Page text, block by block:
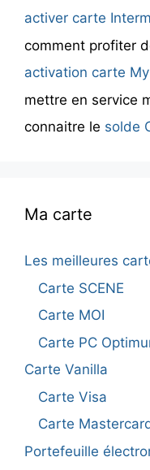
activer carte
comment profiter
activation carte
mettre en service
connaitre le solde
Ma carte
Les meilleures
Carte SCENE
Carte MOI
Carte PC
Carte Vanilla
Carte Visa
Carte
Portefeuille